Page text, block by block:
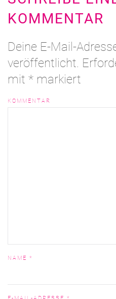
KOMMENTAR
Deine E-Mail-
veröffentlicht.
mit * markiert
KOMMENTAR
NAME *